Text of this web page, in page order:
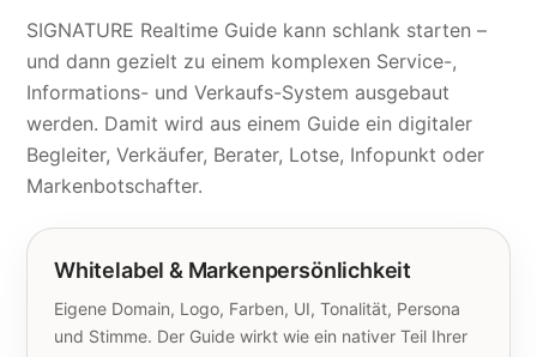
SIGNATURE Realtime Guide kann schlank starten –
und dann gezielt zu einem komplexen Service-,
Informations- und Verkaufs-System ausgebaut
werden. Damit wird aus einem Guide ein digitaler
Begleiter, Verkäufer, Berater, Lotse, Infopunkt oder
Markenbotschafter.
Whitelabel & Markenpersönlichkeit
Eigene Domain, Logo, Farben, UI, Tonalität, Persona
und Stimme. Der Guide wirkt wie ein nativer Teil Ihrer